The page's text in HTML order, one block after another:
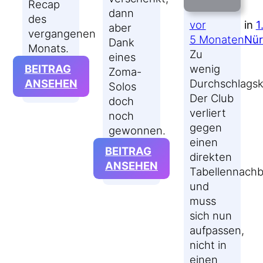
Recap
des
vergangenen
Monats.
BEITRAG
ANSEHEN:
FEBRUAR
MEDIACAMP
UND
KARNEVAL
dann
aber
Dank
eines
Zoma-
Solos
doch
noch
gewonnen.
BEITRAG
ANSEHEN
KOMMENTAR
#KSVFCN:
GLÜCK
UND ZOMA
vor
5 Monaten
in
Zu
wenig
Der Club
verliert
gegen
einen
direkten
und
muss
sich nun
aufpassen,
nicht in
einen